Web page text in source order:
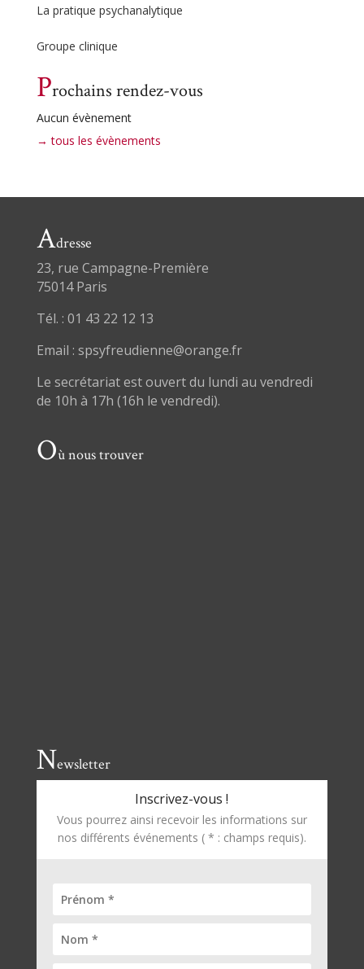
La pratique psychanalytique
Groupe clinique
Prochains rendez-vous
Aucun évènement
→ tous les évènements
Adresse
23, rue Campagne-Première
75014 Paris
Tél. : 01 43 22 12 13
Email : spsyfreudienne@orange.fr
Le secrétariat est ouvert du lundi au vendredi
de 10h à 17h (16h le vendredi).
Où nous trouver
Newsletter
Inscrivez-vous !
Vous pourrez ainsi recevoir les informations sur
nos différents événements ( * : champs requis).